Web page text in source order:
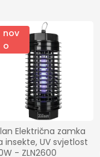
nov
o
Električna zamka
insekte, UV svjetlost
- ZLN2600